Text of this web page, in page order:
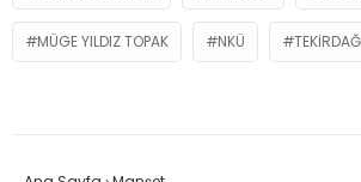
MÜGE YILDIZ TOPAK NKÜ TEKIRDAĞ